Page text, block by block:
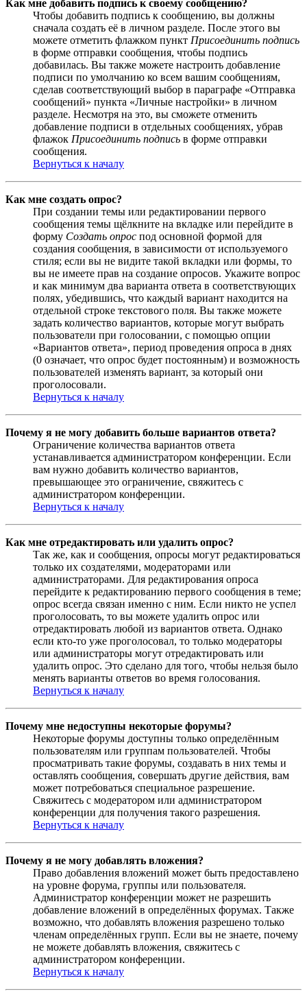
Как мне добавить подпись к своему сообщению?
Чтобы добавить подпись к сообщению, вы должны
сначала создать её в личном разделе. После этого вы
можете отметить флажком пункт Присоединить подпись
в форме отправки сообщения, чтобы подпись
добавилась. Вы также можете настроить добавление
подписи по умолчанию ко всем вашим сообщениям,
сделав соответствующий выбор в параграфе «Отправка
сообщений» пункта «Личные настройки» в личном
разделе. Несмотря на это, вы сможете отменить
добавление подписи в отдельных сообщениях, убрав
флажок Присоединить подпись в форме отправки
сообщения.
Вернуться к началу
Как мне создать опрос?
При создании темы или редактировании первого
сообщения темы щёлкните на вкладке или перейдите в
форму Создать опрос под основной формой для
создания сообщения, в зависимости от используемого
стиля; если вы не видите такой вкладки или формы, то
вы не имеете прав на создание опросов. Укажите вопрос
и как минимум два варианта ответа в соответствующих
полях, убедившись, что каждый вариант находится на
отдельной строке текстового поля. Вы также можете
задать количество вариантов, которые могут выбрать
пользователи при голосовании, с помощью опции
«Вариантов ответа», период проведения опроса в днях
(0 означает, что опрос будет постоянным) и возможность
пользователей изменять вариант, за который они
проголосовали.
Вернуться к началу
Почему я не могу добавить больше вариантов ответа?
Ограничение количества вариантов ответа
устанавливается администратором конференции. Если
вам нужно добавить количество вариантов,
превышающее это ограничение, свяжитесь с
администратором конференции.
Вернуться к началу
Как мне отредактировать или удалить опрос?
Так же, как и сообщения, опросы могут редактироваться
только их создателями, модераторами или
администраторами. Для редактирования опроса
перейдите к редактированию первого сообщения в теме;
опрос всегда связан именно с ним. Если никто не успел
проголосовать, то вы можете удалить опрос или
отредактировать любой из вариантов ответа. Однако
если кто-то уже проголосовал, то только модераторы
или администраторы могут отредактировать или
удалить опрос. Это сделано для того, чтобы нельзя было
менять варианты ответов во время голосования.
Вернуться к началу
Почему мне недоступны некоторые форумы?
Некоторые форумы доступны только определённым
пользователям или группам пользователей. Чтобы
просматривать такие форумы, создавать в них темы и
оставлять сообщения, совершать другие действия, вам
может потребоваться специальное разрешение.
Свяжитесь с модератором или администратором
конференции для получения такого разрешения.
Вернуться к началу
Почему я не могу добавлять вложения?
Право добавления вложений может быть предоставлено
на уровне форума, группы или пользователя.
Администратор конференции может не разрешить
добавление вложений в определённых форумах. Также
возможно, что добавлять вложения разрешено только
членам определённых групп. Если вы не знаете, почему
не можете добавлять вложения, свяжитесь с
администратором конференции.
Вернуться к началу